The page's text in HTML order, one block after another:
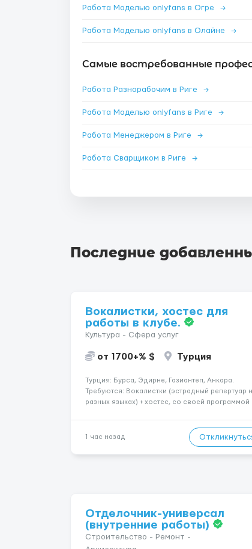
Работа Моделью onlyfans в Огре →
Работа Моделью onlyfans в Олайне →
Самые востребованные
Работа Разнорабочим в Риге →
Работа Моделью onlyfans в Риге →
Работа Менеджером в Риге →
Работа Сварщиком в Риге →
Последние
Вокалистки, хостес для
работы в клубе.
Культура - Сфера услуг
от 1700+% $ Турция
Турция: Бурса, Эдирне, Газиантеп, Анкара.
Требуются: Вокалистки (эстрадный репертуар
разных языках) + хостеc, со своей программой
трех месяцев. Мед. страховка. Высокая
1 час назад
Отделочник-универсал
(внутренние работы)
Строительство - Ремонт -